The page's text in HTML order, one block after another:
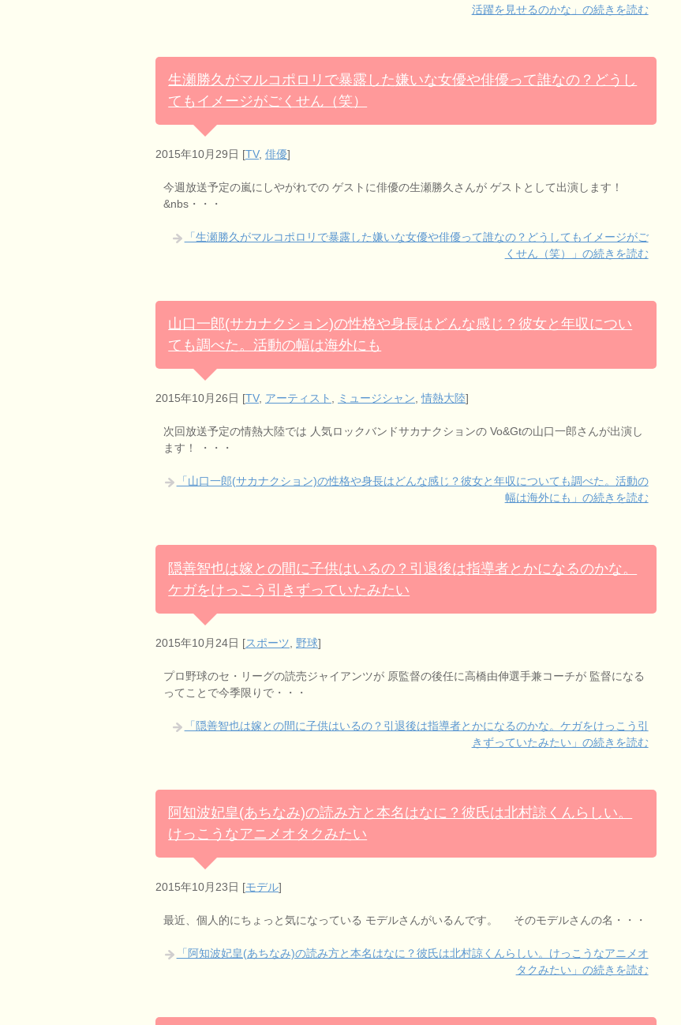
活躍を見せるのかな」の続きを読む
生瀬勝久がマルコポロリで暴露した嫌いな女優や俳優って誰なの？どうし
てもイメージがごくせん（笑）
2015年10月29日 [TV, 俳優]
今週放送予定の嵐にしやがれでの ゲストに俳優の生瀬勝久さんが ゲストとして出演します！
&nbs・・・
「生瀬勝久がマルコポロリで暴露した嫌いな女優や俳優って誰なの？どうしてもイメージがご
くせん（笑）」の続きを読む
山口一郎(サカナクション)の性格や身長はどんな感じ？彼女と年収につい
ても調べた。活動の幅は海外にも
2015年10月26日 [TV, アーティスト , ミュージシャン,情熱大陸]
次回放送予定の情熱大陸では 人気ロックバンドサカナクションの Vo&Gtの山口一郎さんが出演し
ます！ ・・・
「山口一郎(サカナクション)の性格や身長はどんな感じ？彼女と年収についても調べた。活動の
幅は海外にも」の続きを読む
隠善智也は嫁との間に子供はいるの？引退後は指導者とかになるのかな。
ケガをけっこう引きずっていたみたい
2015年10月24日 [スポーツ 野球]
プロ野球のセ・リーグの読売ジャイアンツが 原監督の後任に高橋由伸選手兼コーチが 監督になる
ってことで今季限りで・・・
「隠善智也は嫁との間に子供はいるの？引退後は指導者とかになるのかな。ケガをけっこう引
きずっていたみたい」の続きを読む
阿知波妃皇(あちなみ)の読み方と本名はなに？彼氏は北村諒くんらしい。
けっこうなアニメオタクみたい
2015年10月23日 [モデル]
最近、個人的にちょっと気になっている モデルさんがいるんです。 そのモデルさんの名・・・
「阿知波妃皇(あちなみ)の読み方と本名はなに？彼氏は北村諒くんらしい。けっこうなアニメオ
タクみたい」の続きを読む